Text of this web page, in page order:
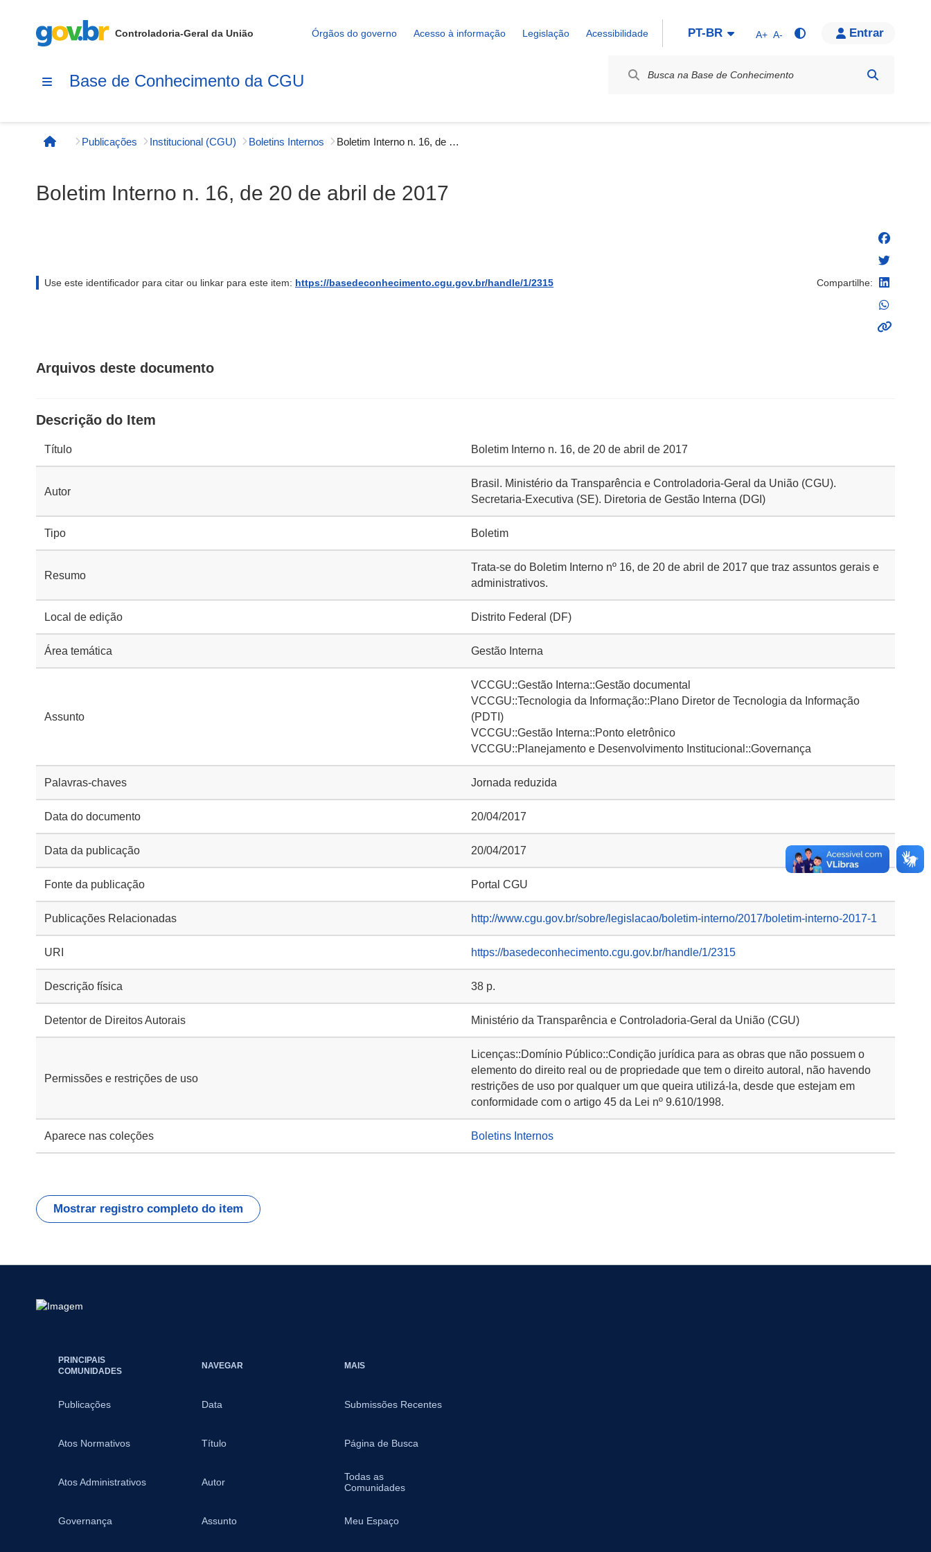
Controladoria-Geral da União Órgãos do governo Acesso à informação Legislação Acessibilidade PT-BR A+ A- Entrar
Base de Conhecimento da CGU
Página inicial
Publicações Institucional (CGU) Boletins Internos Boletim Interno n. 16, de 20 de abril de 2017
Boletim Interno n. 16, de 20 de abril de 2017
Use este identificador para citar ou linkar para este item: https://basedeconhecimento.cgu.gov.br/handle/1/2315 Compartilhe:
Arquivos deste documento
Descrição do Item
Título Boletim Interno n. 16, de 20 de abril de 2017
Autor
Brasil. Ministério da Transparência e Controladoria-Geral da União (CGU).
Secretaria-Executiva (SE). Diretoria de Gestão Interna (DGI)
Tipo Boletim
Resumo
Trata-se do Boletim Interno nº 16, de 20 de abril de 2017 que traz assuntos gerais e
administrativos.
Local de edição Distrito Federal (DF)
Área temática Gestão Interna
Assunto
VCCGU::Gestão Interna::Gestão documental
VCCGU::Tecnologia da Informação::Plano Diretor de Tecnologia da Informação
(PDTI)
VCCGU::Gestão Interna::Ponto eletrônico
VCCGU::Planejamento e Desenvolvimento Institucional::Governança
Palavras-chaves Jornada reduzida
Data do documento 20/04/2017
Data da publicação 20/04/2017
Fonte da publicação Portal CGU
Publicações Relacionadas http://www.cgu.gov.br/sobre/legislacao/boletim-interno/2017/boletim-interno-2017-1
URI https://basedeconhecimento.cgu.gov.br/handle/1/2315
Descrição física 38 p.
Detentor de Direitos Autorais Ministério da Transparência e Controladoria-Geral da União (CGU)
Permissões e restrições de uso
Licenças::Domínio Público::Condição jurídica para as obras que não possuem o
elemento do direito real ou de propriedade que tem o direito autoral, não havendo
restrições de uso por qualquer um que queira utilizá-la, desde que estejam em
conformidade com o artigo 45 da Lei nº 9.610/1998.
Aparece nas coleções Boletins Internos
Mostrar registro completo do item
PRINCIPAIS
COMUNIDADES
Publicações
Atos Normativos
Atos Administrativos
Governança
NAVEGAR
Data
Título
Autor
Assunto
MAIS
Submissões Recentes
Página de Busca
Todas as
Comunidades
Meu Espaço